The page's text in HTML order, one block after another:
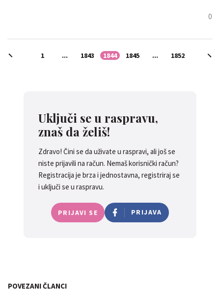
0
1 ... 1843 1844 1845 ... 1852
Uključi se u raspravu,
znaš da želiš!
Zdravo! Čini se da uživate u raspravi, ali još se
niste prijavili na račun. Nemaš korisnički račun?
Registracija je brza i jednostavna, registriraj se
i uključi se u raspravu.
PRIJAVI SE PRIJAVA
POVEZANI ČLANCI